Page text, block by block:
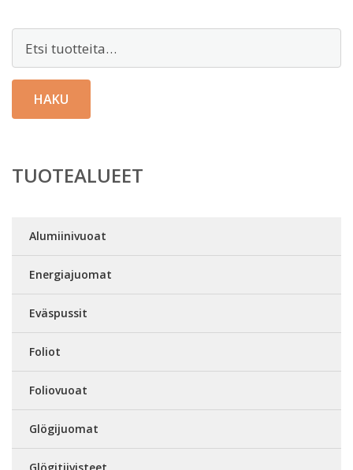
HAKU
TUOTEALUEET
Alumiinivuoat
Energiajuomat
Eväspussit
Foliot
Foliovuoat
Glögijuomat